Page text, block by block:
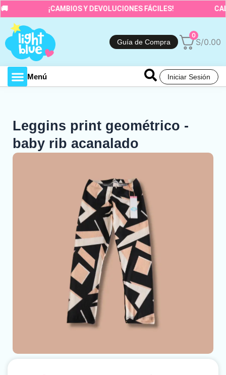
Ir
al
contenido
¡CAMBIOS Y DEVOLUCIONES FÁCILES!
Guía de Compra
0
S/0.00
Menú Iniciar Sesión
Leggins print geométrico -
baby rib acanalado